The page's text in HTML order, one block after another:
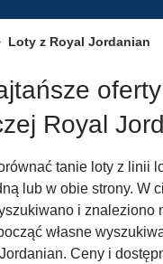
Loty z Royal Jordanian
Royal
tanie loty z linii
lub w obie strony. W
i znaleziono
własne
Ceny i